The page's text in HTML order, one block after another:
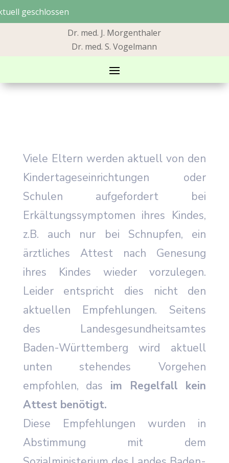
geschlossen
Dr. med. J. Morgenthaler
Dr. med. S. Vogelmann
Viele Eltern werden aktuell von den
Kindertageseinrichtungen oder
Schulen aufgefordert bei
Erkältungssymptomen ihres Kindes,
z.B. auch nur bei Schnupfen, ein
ärztliches Attest nach Genesung
ihres Kindes wieder vorzulegen.
Leider entspricht dies nicht den
aktuellen Empfehlungen. Seitens
des Landesgesundheitsamtes
Baden-Württemberg wird aktuell
unten stehendes Vorgehen
empfohlen, das im Regelfall kein
Attest benötigt.
Diese Empfehlungen wurden in
Abstimmung mit dem